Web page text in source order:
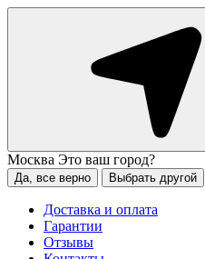
Москва Это ваш город?
Да, все верно Выбрать другой
Доставка и оплата
Гарантии
Отзывы